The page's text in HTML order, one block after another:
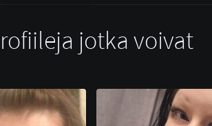
jotka voivat